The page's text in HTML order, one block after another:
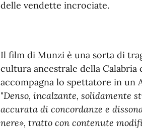
delle vendette incrociate.
Il film di Munzi è una sorta di
cultura ancestrale della
accompagna lo spettatore in un
"Denso, incalzante, solidamente
accurata di concordanze e
nere», tratto con contenute